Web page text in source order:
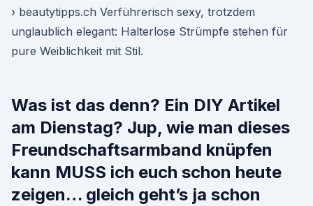
› beautytipps.ch Verführerisch sexy, trotzdem
unglaublich elegant: Halterlose Strümpfe stehen für
pure Weiblichkeit mit Stil.
Was ist das denn? Ein DIY Artikel
am Dienstag? Jup, wie man dieses
Freundschaftsarmband knüpfen
kann MUSS ich euch schon heute
zeigen… gleich geht’s ja schon